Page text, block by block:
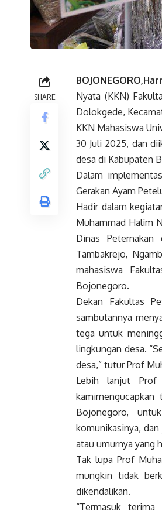
SHARE
Nyata (KKN)
Dolokgede,
KKN Mahasiswa
30 Juli 2025, dan
desa di Kabupaten
Dalam
Gerakan Ayam
Hadir dalam
Muhammad Halim
Dinas Peternakan
Tambakrejo,
mahasiswa
Bojonegoro.
Dekan Fakultas
sambutannya
tega untuk
lingkungan desa.
desa,” tutur Prof
Lebih lanjut Prof
Bojonegoro,
komunikasinya,
atau umurnya yang
Tak lupa Prof
mungkin tidak
dikendalikan.
“Termasuk